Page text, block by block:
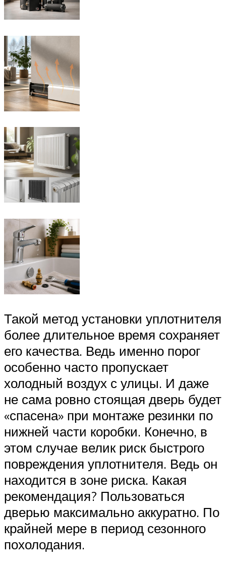
Такой метод установки уплотнителя
более длительное время сохраняет
его качества. Ведь именно порог
особенно часто пропускает
холодный воздух с улицы. И даже
не сама ровно стоящая дверь будет
«спасена» при монтаже резинки по
нижней части коробки. Конечно, в
этом случае велик риск быстрого
повреждения уплотнителя. Ведь он
находится в зоне риска. Какая
рекомендация? Пользоваться
дверью максимально аккуратно. По
крайней мере в период сезонного
похолодания.